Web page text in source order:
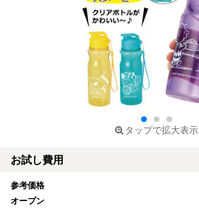
タップで拡大表示
お試し費用
参考価格
オープン